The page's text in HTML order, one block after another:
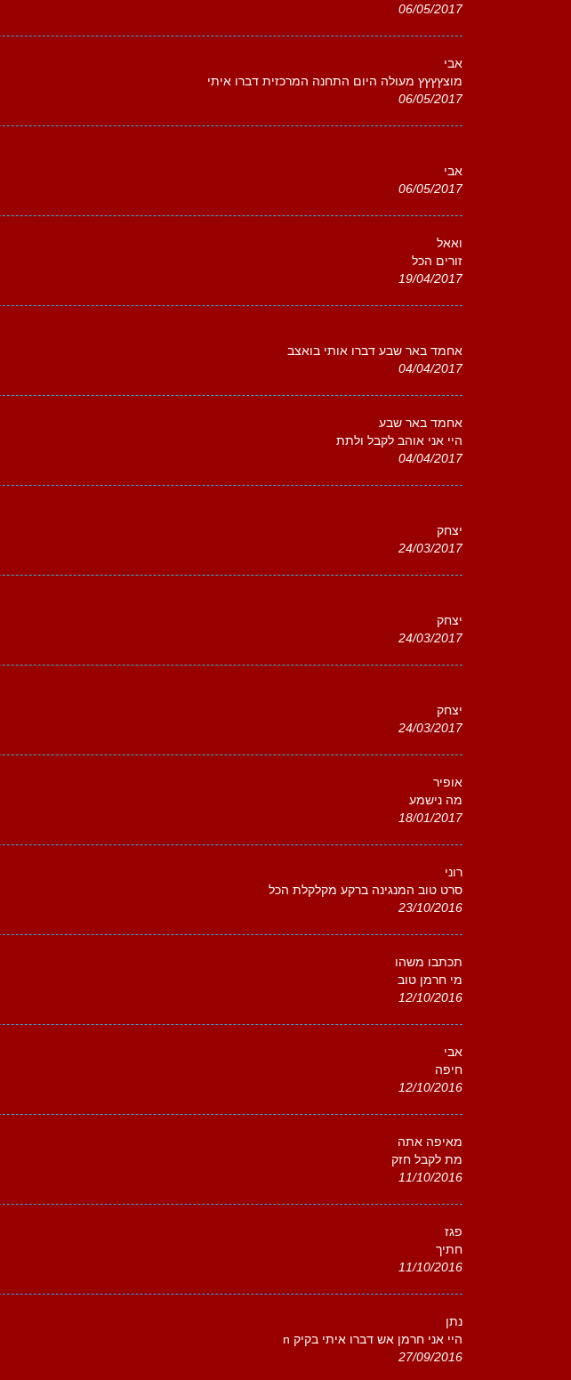
06/05/2017
אבי
מוצץץץץ מעולה היום התחנה המרכזית דברו איתי
06/05/2017
אבי
06/05/2017
ואאל
זורים הכל
19/04/2017
אחמד באר שבע דברו אותי בואצב
04/04/2017
אחמד באר שבע
היי אני אוהב לקבל ולתת
04/04/2017
יצחק
24/03/2017
יצחק
24/03/2017
יצחק
24/03/2017
אופיר
מה נישמע
18/01/2017
רוני
סרט טוב המנגינה ברקע מקלקלת הכל
23/10/2016
תכתבו משהו
מי חרמן טוב
12/10/2016
אבי
חיפה
12/10/2016
מאיפה אתה
מת לקבל חזק
11/10/2016
פגז
חתיך
11/10/2016
נתן
היי אני חרמן אש דברו איתי בקיק n
27/09/2016